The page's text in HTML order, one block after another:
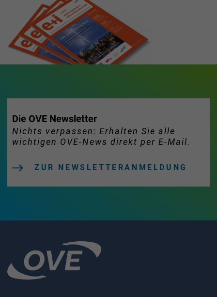
Die OVE Newsletter
Nichts verpassen: Erhalten Sie alle
wichtigen OVE-News direkt per E-Mail.
ZUR NEWSLETTERANMELDUNG